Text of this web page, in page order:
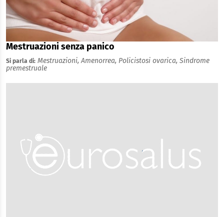
Mestruazioni senza panico
Si parla di: Mestruazioni,Amenorrea, Policistosi ovarica, Sindrome
premestruale